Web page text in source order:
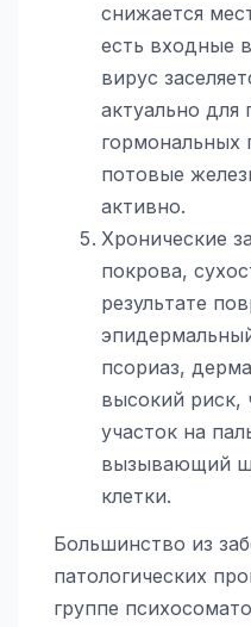
снижается
есть входные
вирус
актуально для
гормональных
потовые
активно.
Хронические
покрова,
результате
псориаз,
высокий риск,
участок на
вызывающий
клетки.
Большинство из
патологических
группе